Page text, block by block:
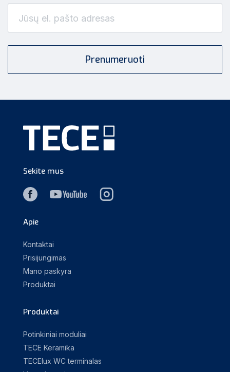
Sekite mus
Apie
Kontaktai
Prisijungimas
Mano paskyra
Produktai
Produktai
Potinkiniai moduliai
TECE Keramika
TECElux WC terminalas